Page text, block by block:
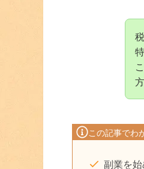
この記事でわ
副業を